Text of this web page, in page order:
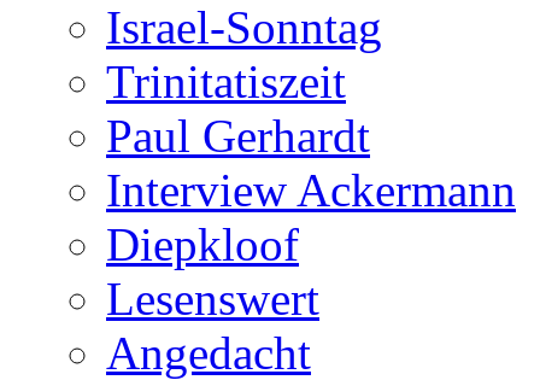
Israel-Sonntag
Trinitatiszeit
Paul Gerhardt
Interview Ackermann
Diepkloof
Lesenswert
Angedacht